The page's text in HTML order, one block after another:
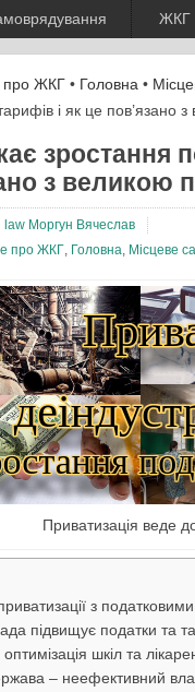
ЖКГ
про ЖКГ• Головна •
і як це пов’язано
зростання
з великою
law Моргун Вячеслав
про ЖКГ, Головна, Місцеве
Приватизація веде
приватизації з
підвищує податки та
шкіл та
– неефективний